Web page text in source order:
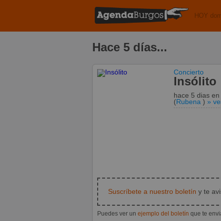
HOY
Hace 5 días...
Concierto
Insólito
hace 5 dias en
( Rubena ) »
Suscríbete a nuestro boletín y te
Puedes ver un ejemplo del boletín que te